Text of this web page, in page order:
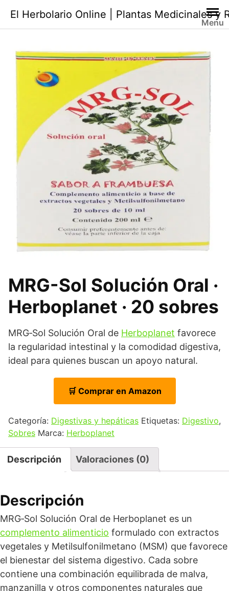
contenido
El Herbolario Online | Plantas Medicinales y
Menu
MRG-Sol Solución Oral ·
Herboplanet · 20 sobres
MRG‑Sol Solución Oral de Herboplanet favorece
la regularidad intestinal y la comodidad digestiva,
ideal para quienes buscan un apoyo natural.
🛒 Comprar en Amazon
Categoría: Digestivas y hepáticas Etiquetas: Digestivo,
Sobres Marca: Herboplanet
Descripción Valoraciones (0)
Descripción
MRG‑Sol Solución Oral de Herboplanet es un
complemento alimenticio formulado con extractos
vegetales y Metilsulfonilmetano (MSM) que favorece
el bienestar del sistema digestivo. Cada sobre
contiene una combinación equilibrada de malva,
manzanilla y otros componentes naturales que